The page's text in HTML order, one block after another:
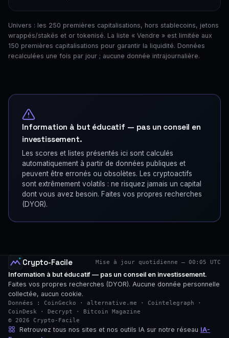
Univers : les 250 premières capitalisations, hors stablecoins, jetons
wrappés/stakés et or tokenisé. La liste « Vendre » est limitée aux
150 premières capitalisations pour garantir la liquidité. Données
recalculées une fois par jour ; aucune donnée intrajournalière.
Information à but éducatif — pas un conseil en
investissement.
Les scores et listes présentés ici sont calculés
automatiquement à partir de données publiques et
peuvent être erronés ou obsolètes. Les cryptoactifs
sont extrêmement volatils : ne risquez jamais un capital
dont vous avez besoin. Faites vos propres recherches
(DYOR).
Crypto-Facile Mise à jour quotidienne — 00:05 UTC
Information à but éducatif — pas un conseil en investissement.
Faites vos propres recherches (DYOR). Aucune donnée personnelle
collectée, aucun cookie.
Données : CoinGecko · alternative.me · Cointelegraph ·
CoinDesk · Decrypt · Bitcoin Magazine
© 2026 Crypto-Facile
Retrouvez tous nos sites et nos outils IA sur notre réseau IA-